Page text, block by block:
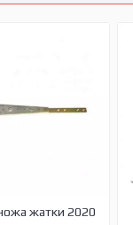
жатки 2020